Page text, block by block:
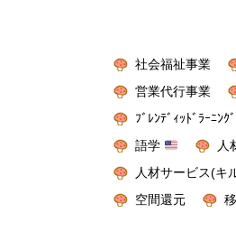
社会福祉事業
営業代行事業
ﾌﾞﾚﾝﾃﾞｨｯﾄﾞﾗｰﾆﾝｸﾞ
語学
人
人材サービス(キ
空間還元